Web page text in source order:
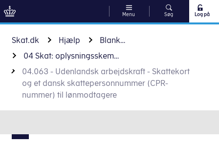
Gå til indhold
Menu Søg Log på
Skat.dk Hjælp
Blanketter
04 Skat: oplysningsskema og forskud - personer
04.063 - Udenlandsk arbejdskraft - Skattekort
og et dansk skattepersonnummer (CPR-
nummer) til lønmodtagere